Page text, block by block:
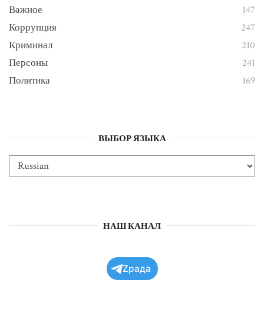
Важное
147
Коррупция
247
Криминал
210
Персоны
241
Политика
169
ВЫБОР ЯЗЫКА
НАШ КАНАЛ
Zрада